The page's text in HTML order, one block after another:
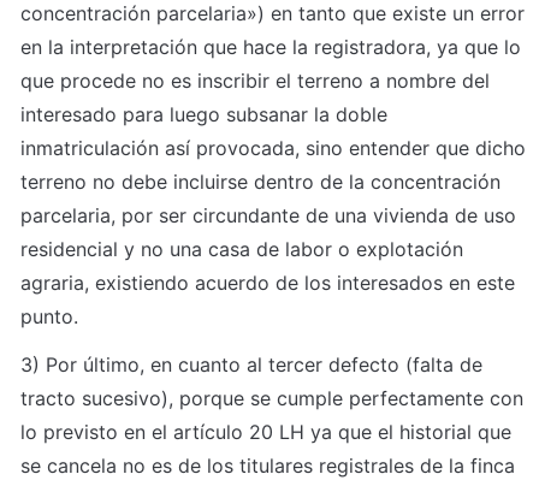
concentración parcelaria») en tanto que existe un error
en la interpretación que hace la registradora, ya que lo
que procede no es inscribir el terreno a nombre del
interesado para luego subsanar la doble
inmatriculación así provocada, sino entender que dicho
terreno no debe incluirse dentro de la concentración
parcelaria, por ser circundante de una vivienda de uso
residencial y no una casa de labor o explotación
agraria, existiendo acuerdo de los interesados en este
punto.
3) Por último, en cuanto al tercer defecto (falta de
tracto sucesivo), porque se cumple perfectamente con
lo previsto en el artículo 20 LH ya que el historial que
se cancela no es de los titulares registrales de la finca